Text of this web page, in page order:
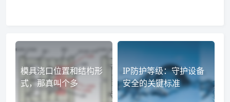
模具浇口位置和结构形
式，那真叫个多
IP防护等级：守护设备
安全的关键标准